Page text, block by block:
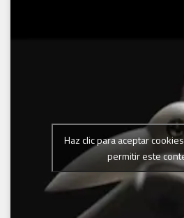
Haz clic para aceptar
permitir este